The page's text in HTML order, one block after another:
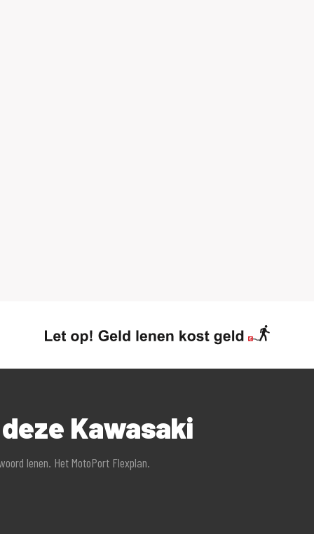
beperkt Casco of All-risk dekking afsluit
afschrijving!
gratis meeverzekerd
Kawasaki
lenen. Het MotoPort Flexplan.